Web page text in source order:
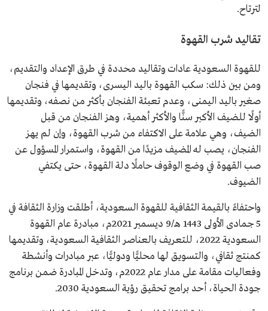
لترتاح.
تقاليد شرب القهوة
للقهوة السعودية عادات وتقاليد محددة في طرق الإعداد والتقديم،
ومن بين ذلك: سكب القهوة باليد اليسرى، وتقديمها في فنجان
صغير باليد اليمنى، وعدم تعبئة الفنجان بأكثر من نصفه، وتقديمها
أولًا للضيف الأكبر سنًّا والأكثر أهمية، وهز الفنجان من قبل
الضيف، وهي علامة على الاكتفاء من شرب القهوة، وإن لم يهز
الفنجان، يصب له المضيف مزيدًا من القهوة، واستمرار المسؤول عن
صب القهوة في وضع الوقوف حاملًا دلة القهوة، حتى يكتفي
الضيوف.
واحتفاءً بالقيمة الثقافية للقهوة السعودية، أطلقت وزارة الثقافة في
5 جمادى الأولى 1443 هـ/9 ديسمبر 2021م، مبادرة عام القهوة
السعودية 2022، للتعريف بالعناصر الثقافية السعودية، وتقديمها
كمنتج ثقافي، والتسويق لها محليًّا ودوليًّا، عبر مبادرات وأنشطة
وفعاليات مقامة على مدار عام 2022م، وتدخل المبادرة ضمن برنامج
جودة الحياة، أحد برامج تحقيق رؤية السعودية 2030.